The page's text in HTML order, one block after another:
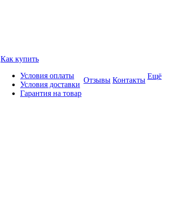
Как купить
Условия оплаты
Условия доставки
Гарантия на товар
Отзывы Контакты Ещё